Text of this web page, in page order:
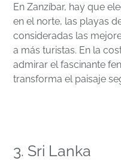
En Zanzíbar, hay que
en el norte, las playas
consideradas las
a más turistas. En la
admirar el fascinante
transforma el paisaje
3. Sri Lanka